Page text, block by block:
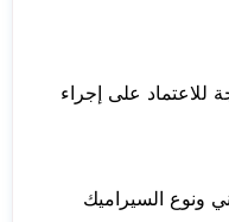
للاعتماد على إجراء
ونوع السيراميك